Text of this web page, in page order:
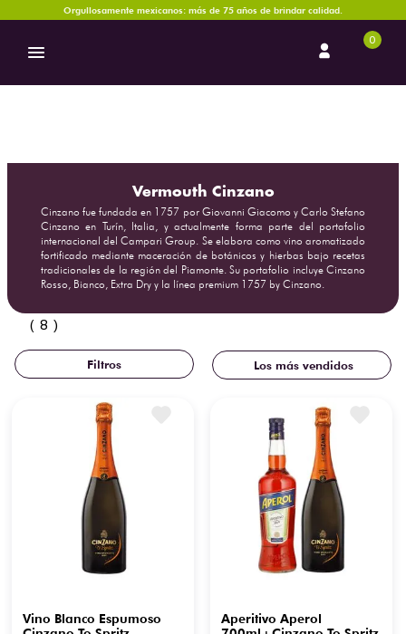
Orgullosamente mexicanos: más de 75 años de brindar calidad.
0
Vermouth Cinzano
Cinzano fue fundada en 1757 por Giovanni Giacomo y Carlo Stefano
Cinzano en Turín, Italia, y actualmente forma parte del portafolio
internacional del Campari Group. Se elabora como vino aromatizado
fortificado mediante maceración de botánicos y hierbas bajo recetas
tradicionales de la región del Piamonte. Su portafolio incluye Cinzano
Rosso, Bianco, Extra Dry y la línea premium 1757 by Cinzano.
8
Los más vendidos
Vino Blanco Espumoso
Aperitivo Aperol